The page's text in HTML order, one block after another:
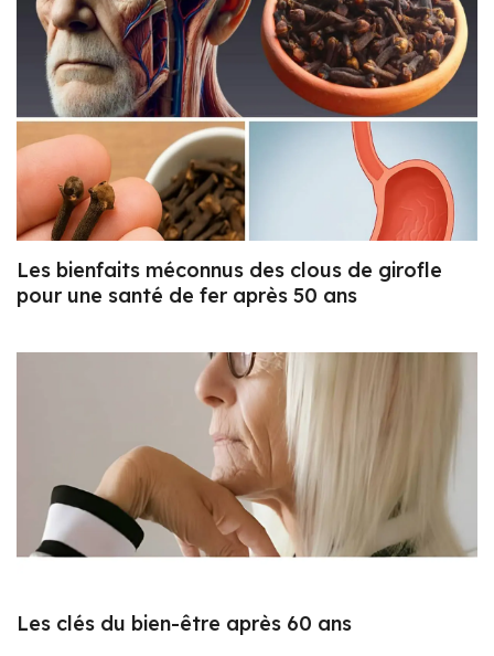
Les bienfaits méconnus des clous de girofle
pour une santé de fer après 50 ans
Les clés du bien-être après 60 ans